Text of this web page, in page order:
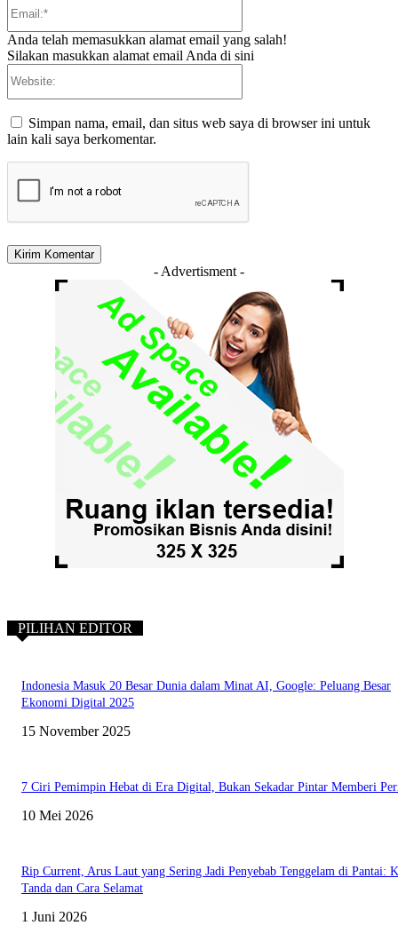
Anda telah memasukkan alamat email yang salah!
Silakan masukkan alamat email Anda di sini
Simpan nama, email, dan situs web saya di browser ini untuk
lain kali saya berkomentar.
- Advertisment -
PILIHAN EDITOR
Indonesia Masuk 20 Besar Dunia dalam Minat AI, Google: Peluang Besar
Ekonomi Digital 2025
15 November 2025
7 Ciri Pemimpin Hebat di Era Digital, Bukan Sekadar Pintar Memberi
10 Mei 2026
Rip Current, Arus Laut yang Sering Jadi Penyebab Tenggelam di Pantai:
Tanda dan Cara Selamat
1 Juni 2026